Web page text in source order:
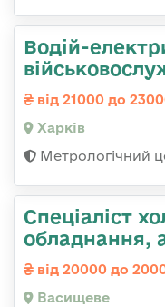
Водій-
від 21000 до
Харків
Метрологічний
Спеціаліст
обладнання,
від 20000 до
Васищеве